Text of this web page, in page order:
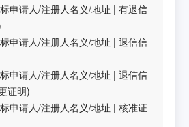
申请人/注册人名义/地址 |有退信
申请人/注册人名义/地址 |退信信
申请人/注册人名义/地址 |退信信
证明)
申请人/注册人名义/地址 |核准证